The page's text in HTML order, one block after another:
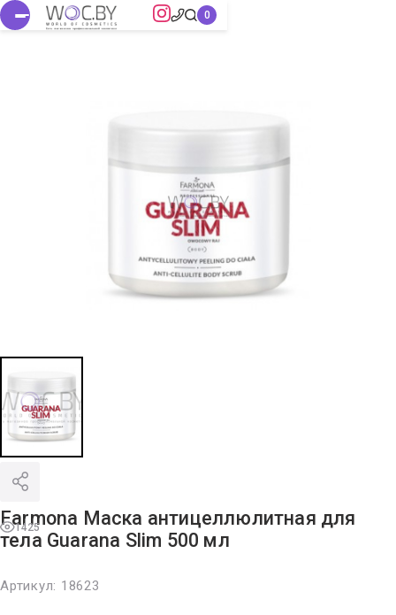
1425
Farmona Маска антицеллюлитная для
тела Guarana Slim 500 мл
Артикул: 18623